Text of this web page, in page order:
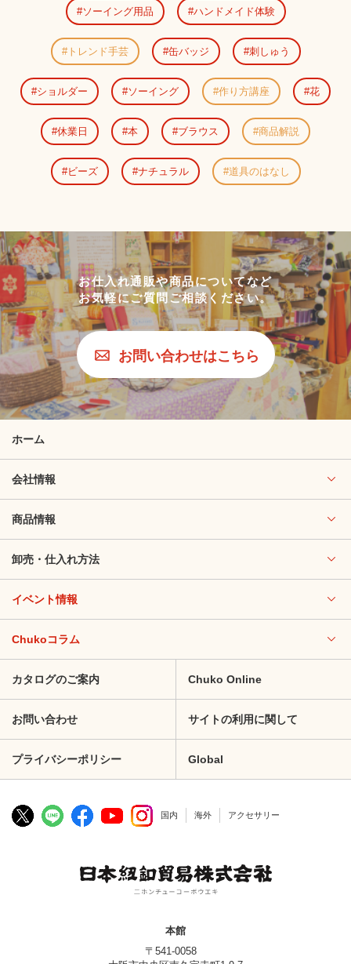
ソーイング用品 ハンドメイド体験
トレンド手芸 缶バッジ 刺しゅう
ショルダー ソーイング 作り方講座 花
休業日 本 ブラウス 商品解説
ビーズ ナチュラル 道具のはなし
お仕入れ通販や商品についてなど
お気軽にご質問ご相談ください。
お問い合わせはこちら
ホーム
会社情報
商品情報
卸売・仕入れ方法
イベント情報
Chukoコラム
カタログのご案内 Chuko Online
お問い合わせ サイトの利用に関して
プライバシーポリシー Global
国内 海外 アクセサリー
本館
〒541-0058